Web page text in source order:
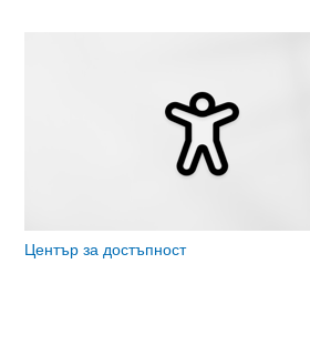
Център за достъпност